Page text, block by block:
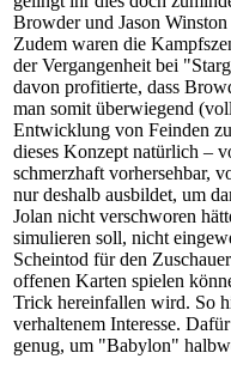
Browder und Jason
Zudem waren die
der Vergangenheit bei
davon profitierte, dass
man somit überwiegend
Entwicklung von Feinden
dieses Konzept natürlich –
schmerzhaft vorhersehbar,
nur deshalb ausbildet, um
Jolan nicht verschworen
simulieren soll, nicht
Scheintod für den
offenen Karten spielen
Trick hereinfallen wird. So
verhaltenem Interesse.
genug, um "Babylon"